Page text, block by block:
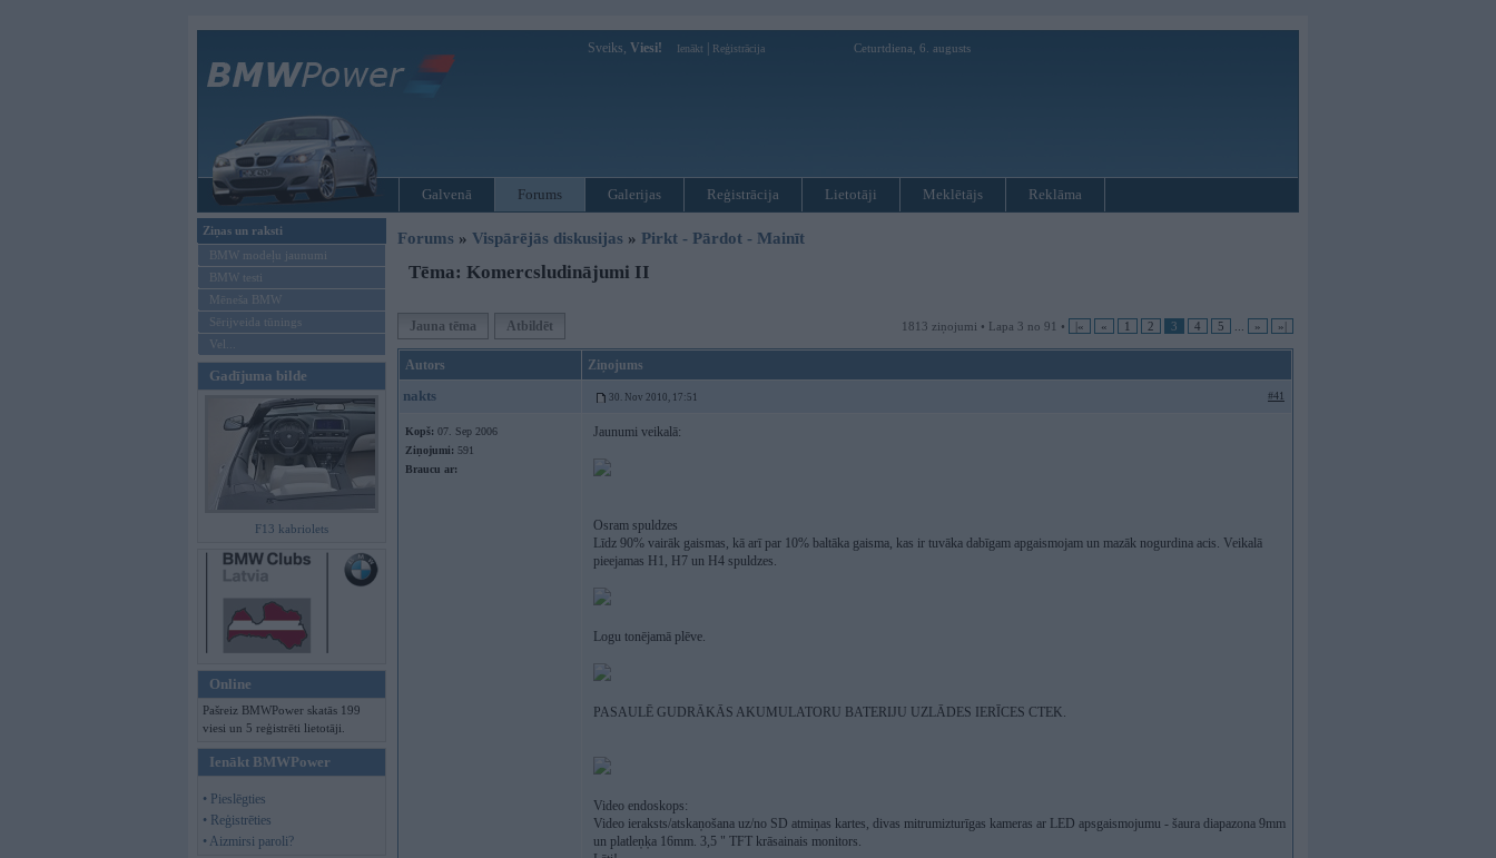
Sveiks, Viesi! Ienākt Reģistrācija Ceturtdiena, 6. augusts
Galvenā Forums Galerijas Reģistrācija Lietotāji Meklētājs Reklāma
Ziņas un raksti
BMW modeļu jaunumi
BMW testi
Mēneša BMW
Sērijveida tūnings
Vel...
Gadījuma bilde
F13 kabriolets
Online
Pašreiz BMWPower skatās 199
viesi un 5 reģistrēti lietotāji.
Ienākt BMWPower
• Pieslēgties
• Reģistrēties
• Aizmirsi paroli?
Forums » Vispārējās diskusijas » Pirkt - Pārdot - Mainīt
Tēma: Komercsludinājumi II
Jauna tēma Atbildēt 1813 ziņojumi • Lapa 3 no 91 • |« « 1 2 3 4 5 » »|
Autors Ziņojums
nakts 30. Nov 2010, 17:51 #41
Kopš: 07. Sep 2006
Ziņojumi: 591
Braucu ar:
Jaunumi veikalā:
Osram spuldzes
Līdz 90% vairāk gaismas, kā arī par 10% baltāka gaisma, kas ir tuvāka dabīgam apgaismojam un mazāk nogurdina acis. Veikalā
pieejamas H1, H7 un H4 spuldzes.
Logu tonējamā plēve.
PASAULĒ GUDRĀKĀS AKUMULATORU BATERIJU UZLĀDES IERĪCES CTEK.
Video endoskops:
Video ieraksts/atskaņošana uz/no SD atmiņas kartes, divas mitrumizturīgas kameras ar LED apsgaismojumu - šaura diapazona 9mm
un platleņķa 16mm. 3,5 " TFT krāsainais monitors.